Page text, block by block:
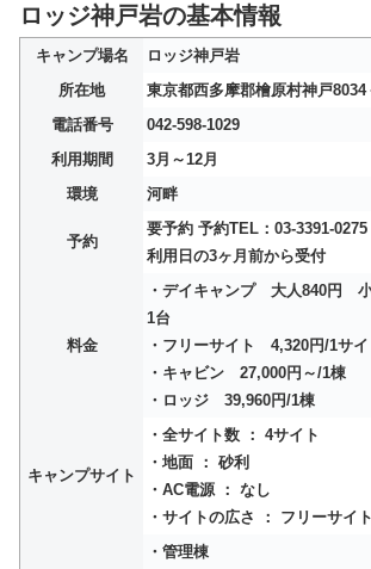
ロッジ神戸岩の基本情報
キャンプ場名
ロッジ神戸岩
所在地
東京都西多摩郡檜原村神戸8034
電話番号
042-598-1029
利用期間
3月～12月
環境
河畔
予約
要予約 予約TEL：03-3391-0275
利用日の3ヶ月前から受付
料金
・デイキャンプ 大人840円
1台
・フリーサイト 4,320円/1サイ
・キャビン 27,000円～/1棟
・ロッジ 39,960円/1棟
キャンプサイト
・全サイト数 ： 4サイト
・地面 ： 砂利
・AC電源 ： なし
・サイトの広さ ： フリーサイト
・管理棟